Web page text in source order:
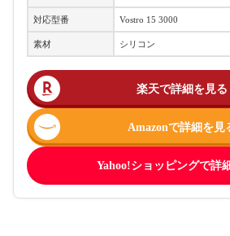
対応型番 Vostro​ 15 3000
素材 シリコン
楽天で詳細を見る
Amazonで詳細を見
Yahoo!ショッピングで詳